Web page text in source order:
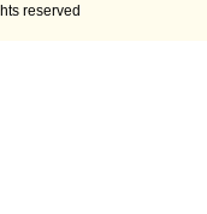
reserved